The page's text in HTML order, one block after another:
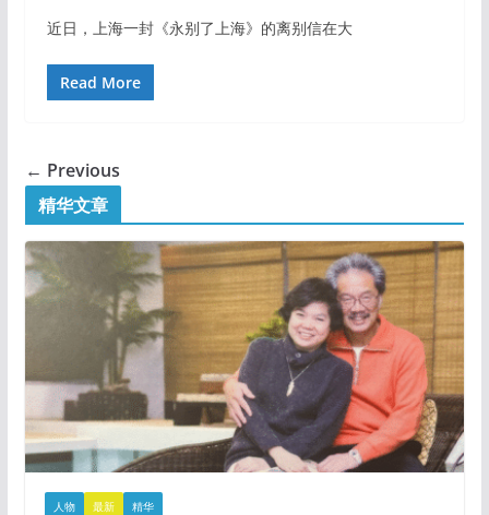
近日，上海一封《永别了上海》的离别信在大
Read More
← Previous
精华文章
人物 最新 精华